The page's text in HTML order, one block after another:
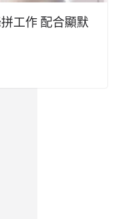
工作 配合顯默